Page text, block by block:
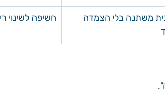
משתנה בלי הצמדה
חשיפה לשינוי